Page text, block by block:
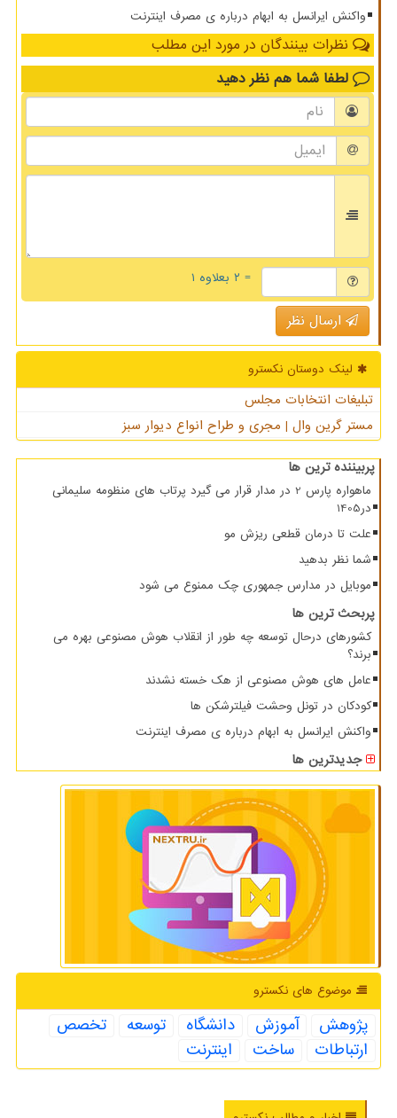
واکنش ایرانسل به ابهام درباره ی مصرف اینترنت
نظرات بینندگان در مورد این مطلب
لطفا شما هم نظر دهید
= ۲ بعلاوه ۱
ارسال نظر
لینک دوستان نكسترو
تبلیغات انتخابات مجلس
مستر گرین وال | مجری و طراح انواع دیوار سبز
پربیننده ترین ها
ماهواره پارس 2 در مدار قرار می گیرد پرتاب های منظومه سلیمانی
در1405
علت تا درمان قطعی ریزش مو
شما نظر بدهید
موبایل در مدارس جمهوری چک ممنوع می شود
پربحث ترین ها
کشورهای درحال توسعه چه طور از انقلاب هوش مصنوعی بهره می
برند؟
عامل های هوش مصنوعی از هک خسته نشدند
کودکان در تونل وحشت فیلترشکن ها
واکنش ایرانسل به ابهام درباره ی مصرف اینترنت
جدیدترین ها
موضوع های نكسترو
پژوهش آموزش دانشگاه توسعه
تخصص
ارتباطات
ساخت اینترنت